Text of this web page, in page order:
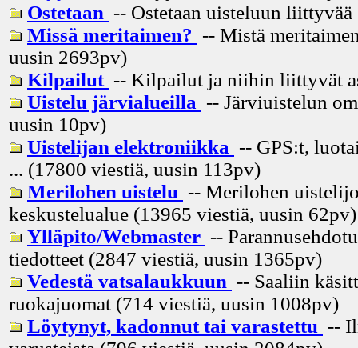
Ostetaan -- Ostetaan uisteluun
Missä meritaimen? -- Mistä
uusin 2693pv)
Kilpailut -- Kilpailut ja niihin liittyvät
Uistelu järvialueilla -- Järviuistelun
uusin 10pv)
Uistelijan elektroniikka -- GPS:t,
... (17800 viestiä, uusin 113pv)
Merilohen uistelu -- Merilohen
keskustelualue (13965 viestiä, uusin 62pv)
Ylläpito/Webmaster --
tiedotteet (2847 viestiä, uusin 1365pv)
Vedestä vatsalaukkuun -- Saaliin
ruokajuomat (714 viestiä, uusin 1008pv)
Löytynyt, kadonnut tai varastettu --